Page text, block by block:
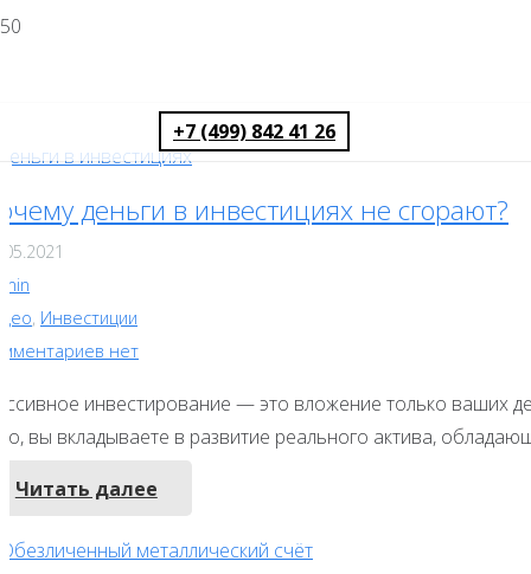
+7 (499) 842 41 26
деньги в инвестициях не сгорают?
, Инвестиции
нет
инвестирование — это вложение только ваших
вы вкладываете в развитие реального актива,
Читать далее